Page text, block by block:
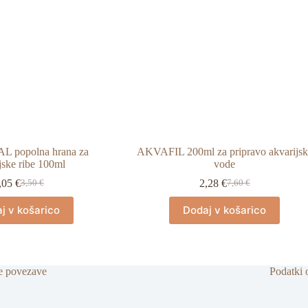
popolna hrana za
ribe 100ml
3,50€
Izvirna
cena
je
bila:
€Trenutna
cena
je:
1,05 €.
v košarico
AKVAFIL 200ml za pripravo
vode
7,60€
Izvirna
cena
je
bila:
2,28 €Trenutna
cena
je:
2,28 €.
Dodaj v košarico
povezave Podatki